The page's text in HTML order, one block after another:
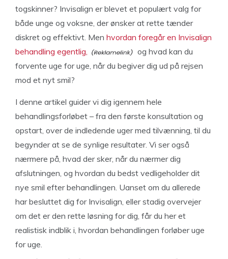
togskinner? Invisalign er blevet et populært valg for
både unge og voksne, der ønsker at rette tænder
diskret og effektivt. Men hvordan foregår en Invisalign
behandling egentlig,
og hvad kan du
forvente uge for uge, når du begiver dig ud på rejsen
mod et nyt smil?
I denne artikel guider vi dig igennem hele
behandlingsforløbet – fra den første konsultation og
opstart, over de indledende uger med tilvænning, til du
begynder at se de synlige resultater. Vi ser også
nærmere på, hvad der sker, når du nærmer dig
afslutningen, og hvordan du bedst vedligeholder dit
nye smil efter behandlingen. Uanset om du allerede
har besluttet dig for Invisalign, eller stadig overvejer
om det er den rette løsning for dig, får du her et
realistisk indblik i, hvordan behandlingen forløber uge
for uge.